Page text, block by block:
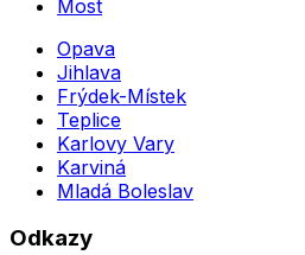
Most
Opava
Jihlava
Frýdek-Místek
Teplice
Karlovy Vary
Karviná
Mladá Boleslav
Odkazy